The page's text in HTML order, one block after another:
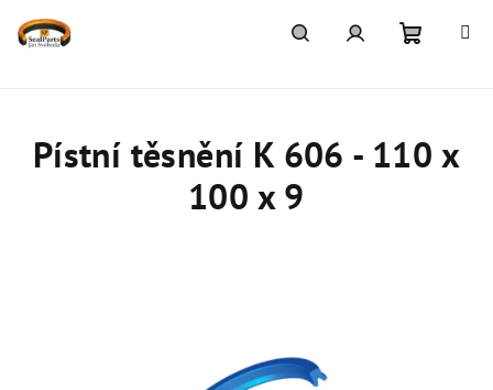
Pístní těsnění K 606 - 110 x
100 x 9